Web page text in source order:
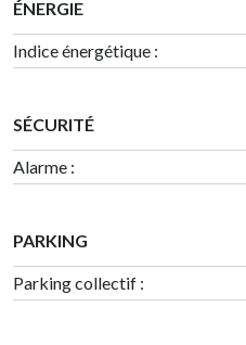
ÉNERGIE
Indice énergétique :
SÉCURITÉ
Alarme :
PARKING
Parking collectif :